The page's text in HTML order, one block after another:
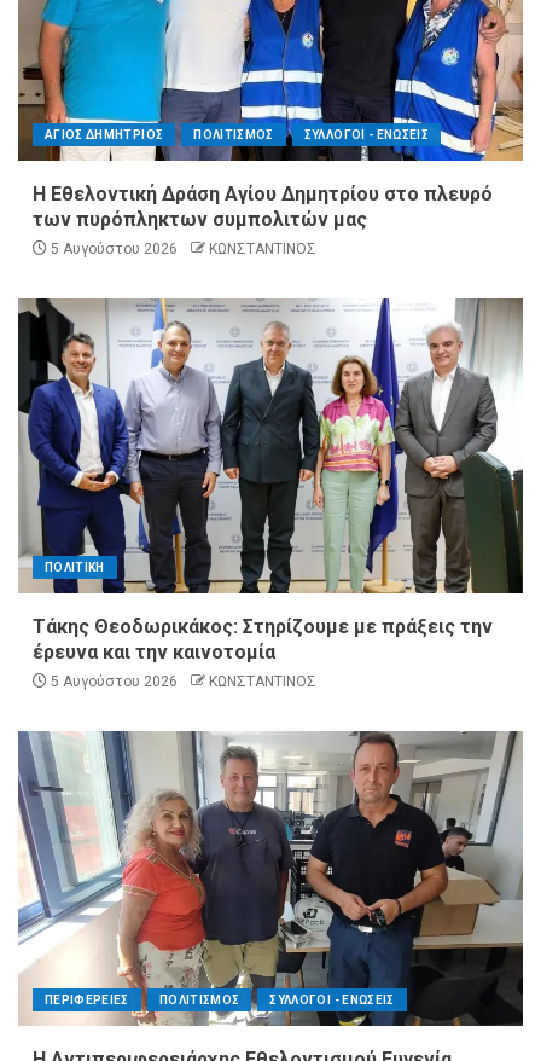
ΑΓΙΟΣ ΔΗΜΗΤΡΙΟΣ ΠΟΛΙΤΙΣΜΟΣ ΣΥΛΛΟΓΟΙ - ΕΝΩΣΕΙΣ
Η Εθελοντική Δράση Αγίου Δημητρίου στο πλευρό
των πυρόπληκτων συμπολιτών μας
5 Αυγούστου 2026 ΚΩΝΣΤΑΝΤΙΝΟΣ
ΠΟΛΙΤΙΚΗ
Τάκης Θεοδωρικάκος: Στηρίζουμε με πράξεις την
έρευνα και την καινοτομία
5 Αυγούστου 2026 ΚΩΝΣΤΑΝΤΙΝΟΣ
ΠΕΡΙΦΕΡΕΙΕΣ ΠΟΛΙΤΙΣΜΟΣ ΣΥΛΛΟΓΟΙ - ΕΝΩΣΕΙΣ